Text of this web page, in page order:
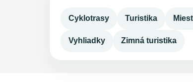
Cyklotrasy Turistika
Vyhliadky Zimná turistika